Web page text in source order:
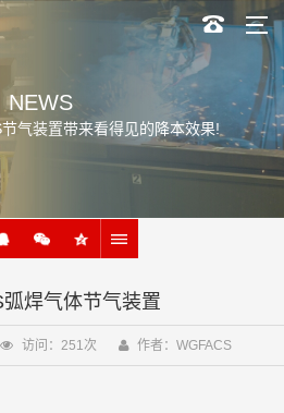
NEWS
气装置带来看得见的降本效果!
焊气体节气装置
访问：251次 作者：WGFACS